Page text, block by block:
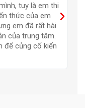
tuy là em thi
thức của em
em đã rất hài
của trung tâm.
để củng cố kiến